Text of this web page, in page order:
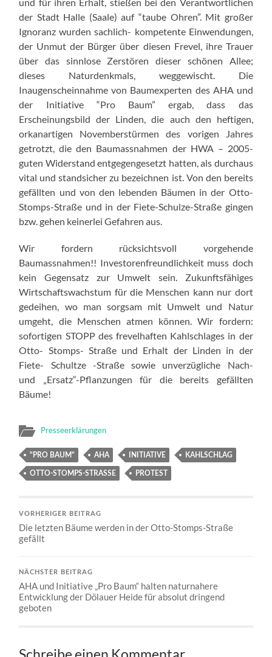
der Stadt Halle (Saale) auf “taube Ohren”. Mit großer
Ignoranz wurden sachlich- kompetente Einwendungen,
der Unmut der Bürger über diesen Frevel, ihre Trauer
über das sinnlose Zerstören dieser schönen Allee;
dieses Naturdenkmals, weggewischt. Die
Inaugenscheinnahme von Baumexperten des AHA und
der Initiative “Pro Baum” ergab, dass das
Erscheinungsbild der Linden, die auch den heftigen,
orkanartigen Novemberstürmen des vorigen Jahres
getrotzt, die den Baumassnahmen der HWA – 2005-
guten Widerstand entgegengesetzt hatten, als durchaus
vital und standsicher zu bezeichnen ist. Von den bereits
gefällten und von den lebenden Bäumen in der Otto-
Stomps-Straße und in der Fiete-Schulze-Straße gingen
bzw. gehen keinerlei Gefahren aus.
Wir fordern rücksichtsvoll vorgehende
Baumassnahmen!! Investorenfreundlichkeit muss doch
kein Gegensatz zur Umwelt sein. Zukunftsfähiges
Wirtschaftswachstum für die Menschen kann nur dort
gedeihen, wo man sorgsam mit Umwelt und Natur
umgeht, die Menschen atmen können. Wir fordern:
sofortigen STOPP des frevelhaften Kahlschlages in der
Otto- Stomps- Straße und Erhalt der Linden in der
Fiete- Schultze -Straße sowie unverzügliche Nach-
und „Ersatz“-Pflanzungen für die bereits gefällten
Bäume!
Presseerklärungen
"PRO BAUM" AHA INITIATIVE KAHLSCHLAG
OTTO-STOMPS-STRASSE PROTEST
VORHERIGER BEITRAG
Die letzten Bäume werden in der Otto-Stomps-Straße
gefällt
NÄCHSTER BEITRAG
AHA und Initiative „Pro Baum“ halten naturnahere
Entwicklung der Dölauer Heide für absolut dringend
geboten